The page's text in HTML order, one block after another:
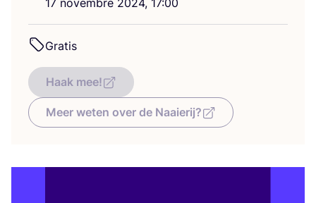
17 novembre 2024, 17:00
Gra­tis
Haak mee!
Meer weten over de Naaierij?